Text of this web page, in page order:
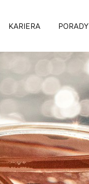
KARIERA PORADY